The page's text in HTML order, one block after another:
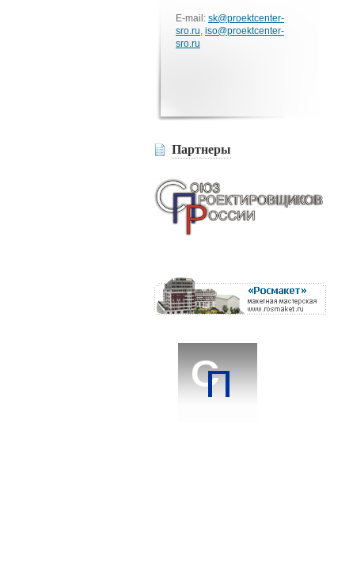
E-mail: sk@proektcenter-
sro.ru, iso@proektcenter-
sro.ru
Партнеры